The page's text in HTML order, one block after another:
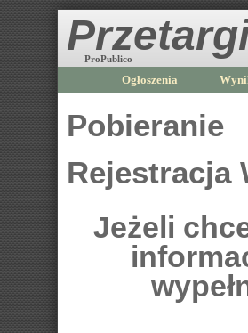
ProPublico
Ogłoszenia
Pobieranie
Rejestracja
Jeżeli